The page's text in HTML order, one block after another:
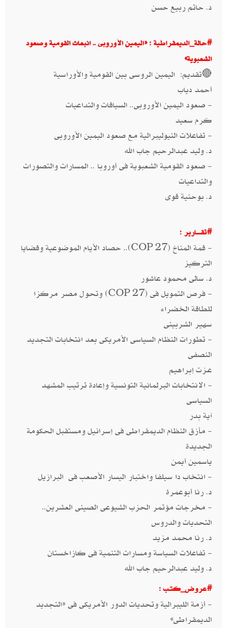
د. حاتم ربيع حسن
#حالة_الديمقراطية : «اليمين الأوروبى .. انبعاث القومية وصعود
الشعبوية»
🔴تقديم: اليمين الروسى بين القومية والأوراسية
أحمد دياب
- صعود اليمين الأوروبى.. السياقات والتداعيات
كرم سعيد
- تفاعلات النيوليبرالية مع صعود اليمين الأوروبى
د. وليد عبدالرحيم جاب الله
- صعود القومية الشعبوية فى أوروبا .. المسارات والتصورات
والتداعيات
د. بوحنية قوى
#تقــــارير :
- قمة المناخ (COP 27).. حصاد الأيام الموضوعية وقضايا
التركيز
د. سالى محمود عاشور
- فرص التمويل فى (COP 27) وتحول مصر مركزا
للطاقة الخضراء
سهير الشربينى
- تطورات النظام السياسى الأمريكى بعد انتخابات التجديد
النصفى
عـزت إبراهيم
- الانتخابات البرلمانية التونسية وإعادة ترتيب المشهد
السياسى
آية بدر
- مأزق النظام الديمقراطى فى إسرائيل ومستقبل الحكومة
الجديدة
ياسمين أيمن
- انتخاب دا سيلفا واختبار اليسار الأصعب فى البرازيل
د. رنا أبوعمرة
- مخرجات مؤتمر الحزب الشيوعى الصينى العشرين..
التحديات والدروس
د. رنا محمد مزيد
- تفاعلات السياسة ومسارات التنمية فى كازاخستان
د. وليد عبدالرحيم جاب الله
#عروض_كتـب :
- أزمة الليبرالية وتحديات الدور الأمريكى فى «التجديد
الديمقراطى»